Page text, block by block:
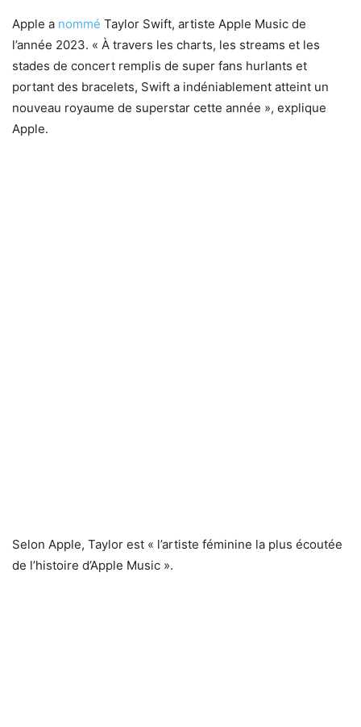
Apple a nommé Taylor Swift, artiste Apple Music de
l’année 2023. « À travers les charts, les streams et les
stades de concert remplis de super fans hurlants et
portant des bracelets, Swift a indéniablement atteint un
nouveau royaume de superstar cette année », explique
Apple.
Selon Apple, Taylor est « l’artiste féminine la plus écoutée
de l’histoire d’Apple Music ».